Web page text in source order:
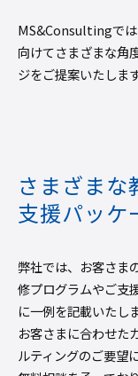
MS&Consultingでは
向けてさまざまな角
ジをご提案いたします
さまざまな
支援パッケ
弊社では、お客さま
修プログラムやご支
に一例を記載いたしま
お客さまに合わせた
ルティングのご要望